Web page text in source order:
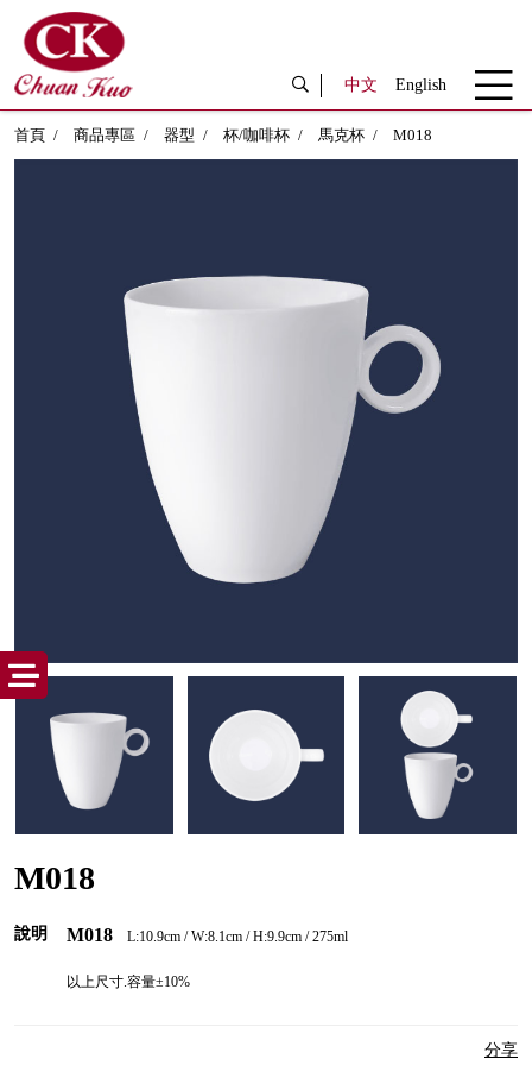
中文 English
首頁 商品專區 器型 杯/咖啡杯 馬克杯 M018
M018
說明 M018 L:10.9cm / W:8.1cm / H:9.9cm / 275ml
以上尺寸.容量±10%
分享